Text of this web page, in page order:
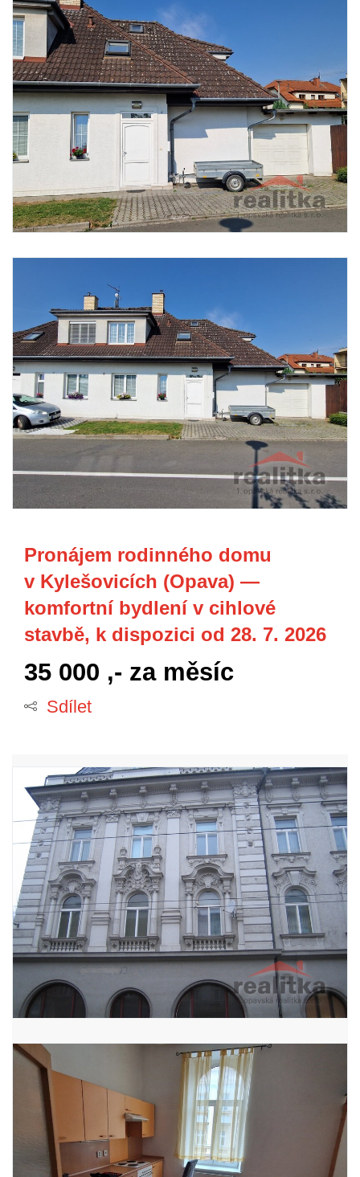
Pronájem rodinného domu
v Kylešovicích (Opava) —
komfortní bydlení v cihlové
stavbě, k dispozici od 28. 7. 2026
35 000 ,- za měsíc
Sdílet